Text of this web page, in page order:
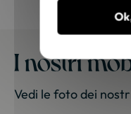
I nostri
Vedi le foto dei